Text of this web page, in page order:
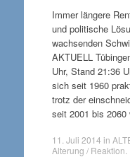
Immer längere
und politische
wachsenden
AKTUELL
Uhr, Stand 21:36
sich seit 1960
trotz der
seit 2001 bis
11. Juli 2014 in
Alterung / Reaktion